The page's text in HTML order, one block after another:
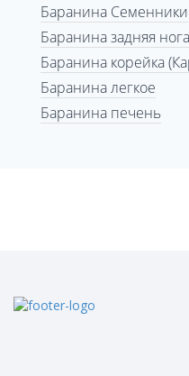
Баранина Семенники
Баранина задняя
Баранина корейка
Баранина легкое
Баранина печень